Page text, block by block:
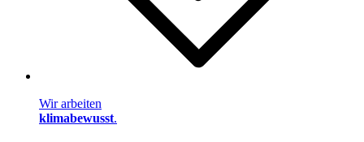
Wir arbeiten
klimabewusst.